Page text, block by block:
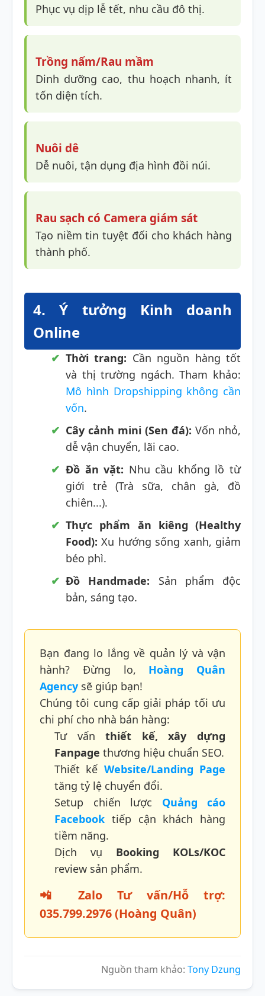
Phục vụ dịp lễ tết, nhu cầu đô thị.
Trồng nấm/Rau mầm
Dinh dưỡng cao, thu hoạch nhanh, ít
tốn diện tích.
Nuôi dê
Dễ nuôi, tận dụng địa hình đồi núi.
Rau sạch có Camera giám sát
Tạo niềm tin tuyệt đối cho khách hàng
thành phố.
4. Ý tưởng Kinh doanh
Online
Thời trang: Cần nguồn hàng tốt
và thị trường ngách. Tham khảo:
Mô hình Dropshipping không cần
vốn.
Cây cảnh mini (Sen đá): Vốn nhỏ,
dễ vận chuyển, lãi cao.
Đồ ăn vặt: Nhu cầu khổng lồ từ
giới trẻ (Trà sữa, chân gà, đồ
chiên...).
Thực phẩm ăn kiêng (Healthy
Food): Xu hướng sống xanh, giảm
béo phì.
Đồ Handmade: Sản phẩm độc
bản, sáng tạo.
Bạn đang lo lắng về quản lý và vận
hành? Đừng lo, Hoàng Quân
Agency sẽ giúp bạn!
Chúng tôi cung cấp giải pháp tối ưu
chi phí cho nhà bán hàng:
Tư vấnthiết kế, xây dựng
Fanpage thương hiệu chuẩn SEO.
Thiết kế Website/Landing Page
tăng tỷ lệ chuyển đổi.
Setup chiến lược Quảng cáo
Facebook tiếp cận khách hàng
tiềm năng.
Dịch vụ Booking KOLs/KOC
review sản phẩm.
📲 Zalo Tư vấn/Hỗ trợ:
035.799.2976 (Hoàng Quân)
Nguồn tham khảo: Tony Dzung